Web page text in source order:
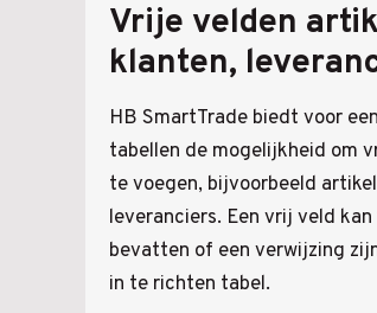
Vrije velden
klanten,
HB SmartTrade biedt voor
tabellen de mogelijkheid om
te voegen, bijvoorbeeld
leveranciers. Een vrij veld
bevatten of een verwijzing
in te richten tabel.